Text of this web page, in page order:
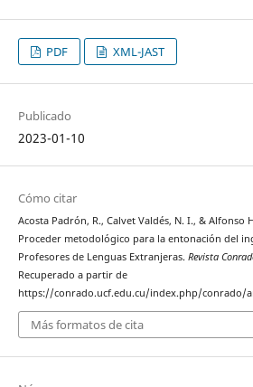
PDF XML-JAST
Publicado
2023-01-10
Cómo citar
Acosta Padrón, R., Calvet Valdés, N. I., & Alfonso
Proceder metodológico para la entonación del
Profesores de Lenguas Extranjeras. Revista
Recuperado a partir de
https://conrado.ucf.edu.cu/index.php/conrado/
Más formatos de cita